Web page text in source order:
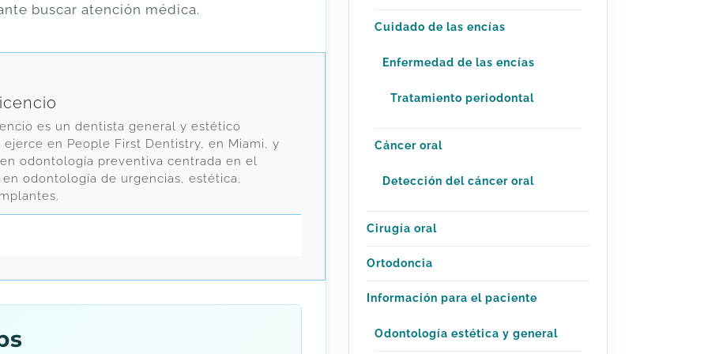
buscar atención médica.
es un dentista general y estético
en People First Dentistry, en Miami, y
odontología preventiva centrada en el
odontología de urgencias, estética,
Cuidado de las encías
Enfermedad de las encías
Tratamiento periodontal
Cáncer oral
Detección del cáncer oral
Cirugía oral
Ortodoncia
Información para el paciente
Odontología estética y general